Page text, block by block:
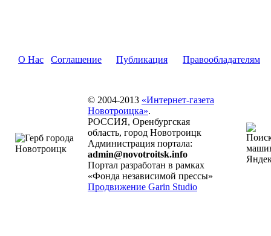
О Нас Соглашение Публикация Правообладателям
© 2004-2013 «Интернет-газета
Новотроицка».
РОССИЯ, Оренбургская
область, город Новотроицк
Администрация портала:
admin@novotroitsk.info
Портал разработан в рамках
«Фонда независимой прессы»
Продвижение Garin Studio